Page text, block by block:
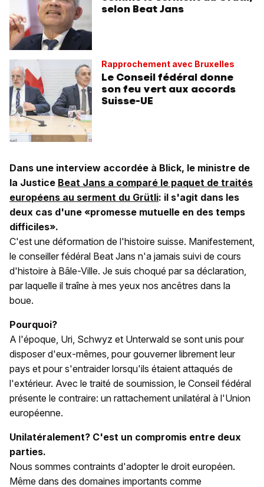
selon Beat Jans
Rapprochement avec Bruxelles
Le Conseil fédéral donne
son feu vert aux accords
Suisse-UE
Dans une interview accordée à Blick, le ministre de
la Justice Beat Jans a comparé le paquet de traités
européens au serment du Grütli: il s'agit dans les
deux cas d'une «promesse mutuelle en des temps
difficiles».
C'est une déformation de l'histoire suisse. Manifestement,
le conseiller fédéral Beat Jans n'a jamais suivi de cours
d'histoire à Bâle-Ville. Je suis choqué par sa déclaration,
par laquelle il traîne à mes yeux nos ancêtres dans la
boue.
Pourquoi?
A l'époque, Uri, Schwyz et Unterwald se sont unis pour
disposer d'eux-mêmes, pour gouverner librement leur
pays et pour s'entraider lorsqu'ils étaient attaqués de
l'extérieur. Avec le traité de soumission, le Conseil fédéral
présente le contraire: un rattachement unilatéral à l'Union
européenne.
Unilatéralement? C'est un compromis entre deux
parties.
Nous sommes contraints d'adopter le droit européen.
Même dans des domaines importants comme